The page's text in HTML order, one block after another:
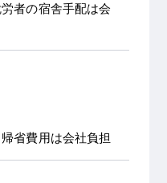
者の宿舎手配は会
省費用は会社負担